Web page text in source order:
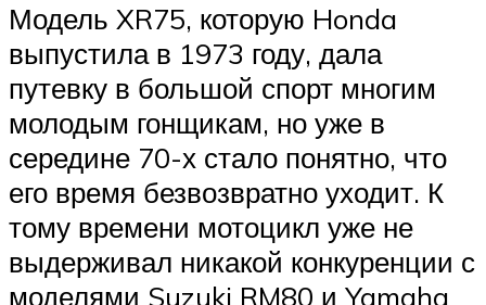
Модель XR75, которую Honda
выпустила в 1973 году, дала
путевку в большой спорт многим
молодым гонщикам, но уже в
середине 70-х стало понятно, что
его время безвозвратно уходит. К
тому времени мотоцикл уже не
выдерживал никакой конкуренции с
моделями Suzuki RM80 и Yamaha